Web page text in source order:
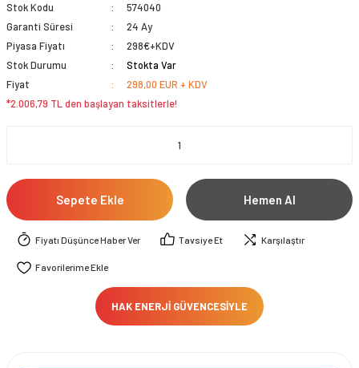
Stok Kodu
574040
Garanti Süresi
24 Ay
Piyasa Fiyatı
298€+KDV
Stok Durumu
Stokta Var
Fiyat
298,00 EUR + KDV
*2.006,79 TL den başlayan taksitlerle!
Sepete Ekle Hemen Al
Fiyatı Düşünce Haber Ver Tavsiye Et Karşılaştır
HAK ENERJİ GÜVENCESİYLE